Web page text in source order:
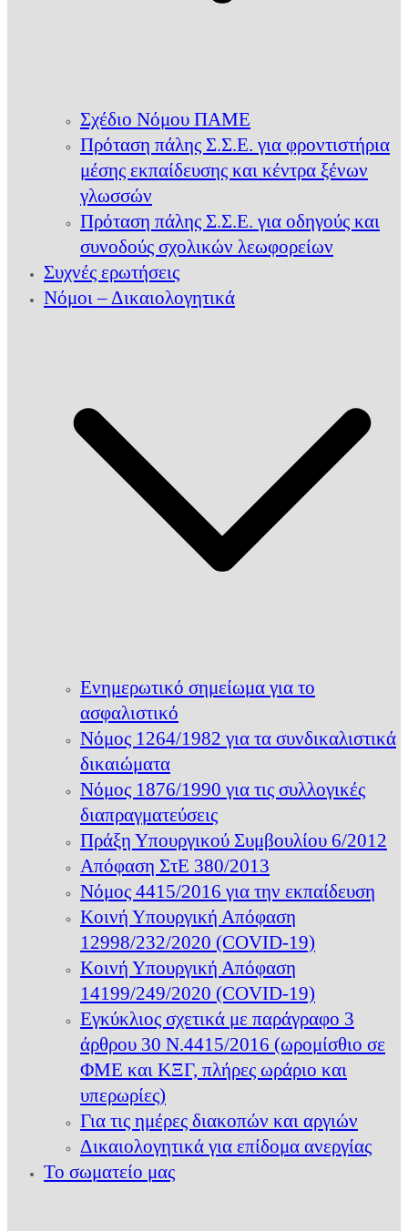
Σχέδιο Νόμου ΠΑΜΕ
Πρόταση πάλης Σ.Σ.Ε. για φροντιστήρια
μέσης εκπαίδευσης και κέντρα ξένων
γλωσσών
Πρόταση πάλης Σ.Σ.Ε. για οδηγούς και
συνοδούς σχολικών λεωφορείων
Συχνές ερωτήσεις
Νόμοι – Δικαιολογητικά
Ενημερωτικό σημείωμα για το
ασφαλιστικό
Νόμος 1264/1982 για τα συνδικαλιστικά
δικαιώματα
Νόμος 1876/1990 για τις συλλογικές
διαπραγματεύσεις
Πράξη Υπουργικού Συμβουλίου 6/2012
Απόφαση ΣτΕ 380/2013
Νόμος 4415/2016 για την εκπαίδευση
Κοινή Υπουργική Απόφαση
12998/232/2020 (COVID-19)
Κοινή Υπουργική Απόφαση
14199/249/2020 (COVID-19)
Εγκύκλιος σχετικά με παράγραφο 3
άρθρου 30 Ν.4415/2016 (ωρομίσθιο σε
ΦΜΕ και ΚΞΓ, πλήρες ωράριο και
υπερωρίες)
Για τις ημέρες διακοπών και αργιών
Δικαιολογητικά για επίδομα ανεργίας
Το σωματείο μας